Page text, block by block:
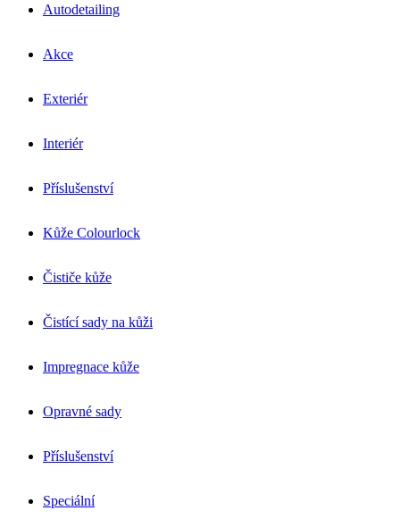
Autodetailing
Akce
Exteriér
Interiér
Příslušenství
Kůže Colourlock
Čističe kůže
Čistící sady na kůži
Impregnace kůže
Opravné sady
Příslušenství
Speciální